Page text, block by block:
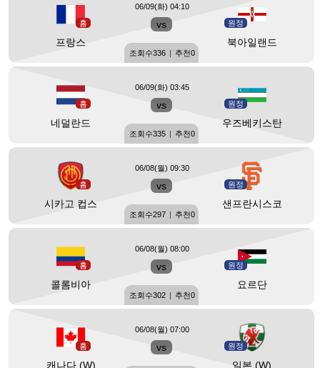
홈
프랑스
vs 원정
북아일랜드
06/09(화) 04:10
조회수336 | 추천0
홈
네덜란드
vs 원정
우즈베키스탄
06/09(화) 03:45
조회수335 | 추천0
홈
시카고 컵스
vs 원정
샌프란시스코
06/08(월) 09:30
조회수297 | 추천0
홈
콜롬비아
vs 원정
요르단
06/08(월) 08:00
조회수302 | 추천0
홈
캐나다 (W)
vs 원정
일본 (W)
06/08(월) 07:00